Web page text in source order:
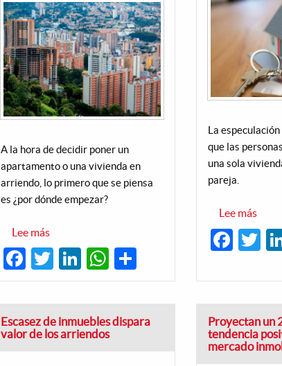
A la hora de decidir poner un
apartamento o una vivienda en
arriendo, lo primero que se piensa
es ¿por dónde empezar?
Lee más
diferencias
entre
inmobiliarias
o
las
Facebook
Twitter
LinkedIn
WhatsApp
La
que las
una sola
pareja.
Lee mássobre
de
los
a
de
Escasez de inmuebles dispara
valor de los arriendos
Proyectan un
tendencia
mercado